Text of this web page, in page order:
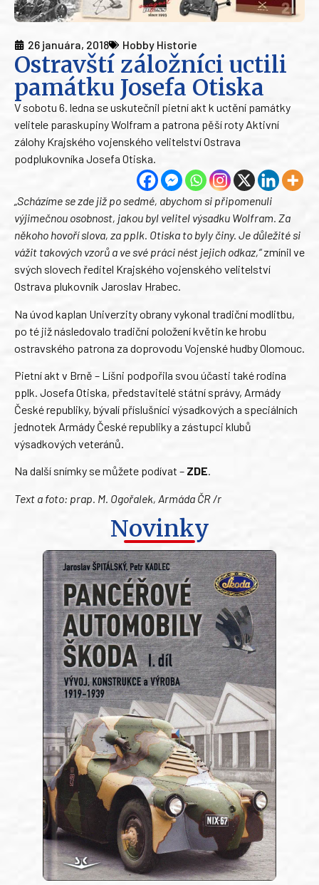
26 januára, 2018 Hobby Historie
Ostravští záložníci uctili
památku Josefa Otiska
V sobotu 6. ledna se uskutečnil pietní akt k uctění památky
velitele paraskupiny Wolfram a patrona pěší roty Aktivní
zálohy Krajského vojenského velitelství Ostrava
podplukovníka Josefa Otiska.
„Scházíme se zde již po sedmé, abychom si připomenuli
výjimečnou osobnost, jakou byl velitel výsadku Wolfram. Za
někoho hovoří slova, za pplk. Otiska to byly činy. Je důležité si
vážit takových vzorů a ve své práci nést jejich odkaz,“zmínil ve
svých slovech ředitel Krajského vojenského velitelství
Ostrava plukovník Jaroslav Hrabec.
Na úvod kaplan Univerzity obrany vykonal tradiční modlitbu,
po té již následovalo tradiční položení květin ke hrobu
ostravského patrona za doprovodu Vojenské hudby Olomouc.
Pietní akt v Brně – Líšni podpořila svou účasti také rodina
pplk. Josefa Otiska, představitelé státní správy, Armády
České republiky, bývalí příslušníci výsadkových a speciálních
jednotek Armády České republiky a zástupci klubů
výsadkových veteránů.
Na další snímky se můžete podívat – ZDE.
Text a foto: prap. M. Ogořalek, Armáda ČR /r
Novinky